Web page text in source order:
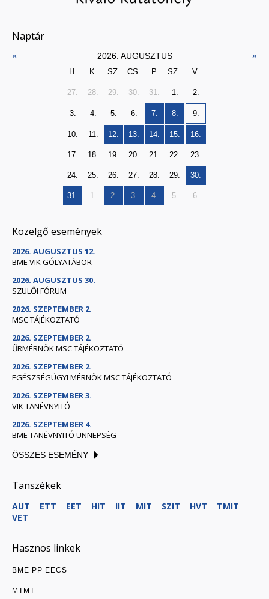
Naptár
« 2026. AUGUSZTUS »
H. K. SZ. CS. P. SZ.. V.
27. 28. 29. 30. 31. 1. 2.
3. 4. 5. 6. 7. 8. 9.
10. 11. 12. 13. 14. 15. 16.
17. 18. 19. 20. 21. 22. 23.
24. 25. 26. 27. 28. 29. 30.
31. 1. 2. 3. 4. 5. 6.
Közelgő események
2026. AUGUSZTUS 12.
BME VIK GÓLYATÁBOR
2026. AUGUSZTUS 30.
SZÜLŐI FÓRUM
2026. SZEPTEMBER 2.
MSC TÁJÉKOZTATÓ
2026. SZEPTEMBER 2.
ŰRMÉRNÖK MSC TÁJÉKOZTATÓ
2026. SZEPTEMBER 2.
EGÉSZSÉGÜGYI MÉRNÖK MSC TÁJÉKOZTATÓ
2026. SZEPTEMBER 3.
VIK TANÉVNYITÓ
2026. SZEPTEMBER 4.
BME TANÉVNYITÓ ÜNNEPSÉG
ÖSSZES ESEMÉNY
Tanszékek
AUT ETT EET HIT IIT MIT SZIT HVT
TMIT
VET
Hasznos linkek
BME PP EECS
MTMT